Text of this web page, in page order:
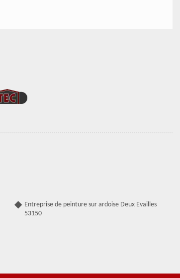
Entreprise de peinture sur ardoise Deux Evailles
53150